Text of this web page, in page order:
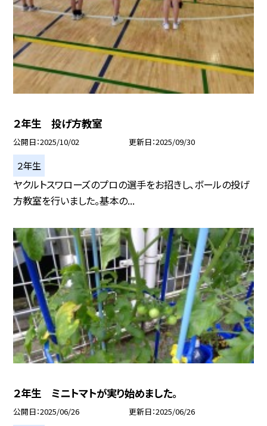
２年生 投げ方教室
公開日 2025/10/02 更新日 2025/09/30
２年生
ヤクルトスワローズのプロの選手をお招きし、ボールの投げ
方教室を行いました。基本の...
２年生 ミニトマトが実り始めました。
公開日 2025/06/26 更新日 2025/06/26